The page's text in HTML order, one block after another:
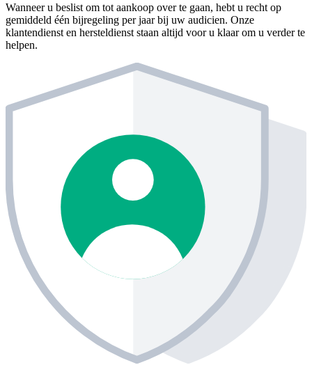
Wanneer u beslist om tot aankoop over te gaan, hebt u recht op
gemiddeld één bijregeling per jaar bij uw audicien. Onze
klantendienst en hersteldienst staan altijd voor u klaar om u verder te
helpen.